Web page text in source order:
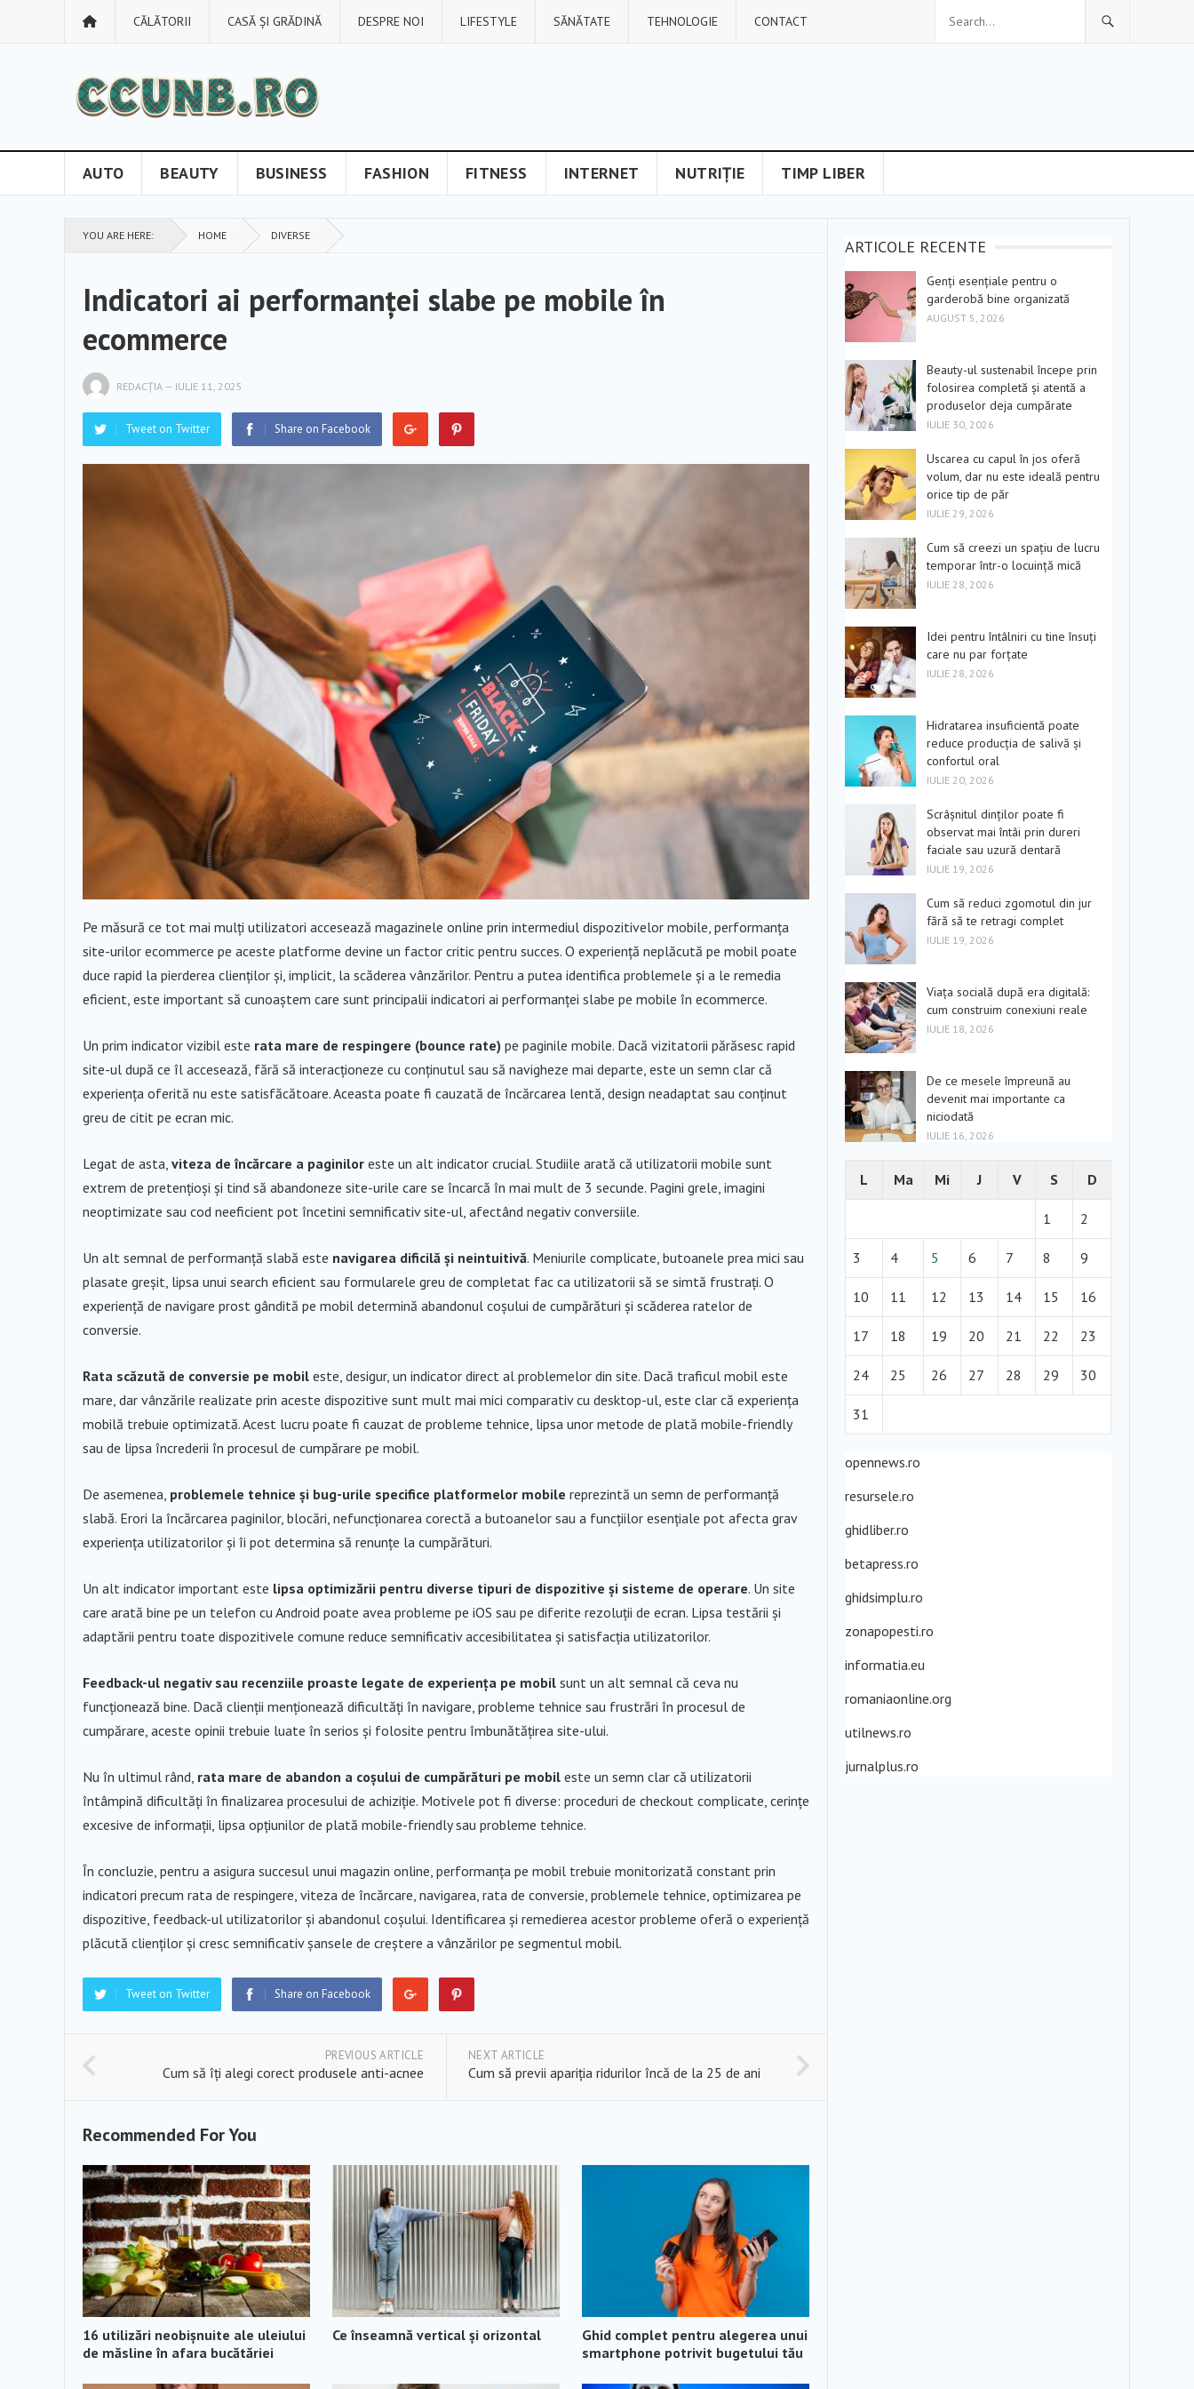
CĂLĂTORII CASĂ ȘI GRĂDINĂ DESPRE NOI LIFESTYLE SĂNĂTATE TEHNOLOGIE CONTACT
AUTO BEAUTY BUSINESS FASHION FITNESS INTERNET NUTRIȚIE TIMP LIBER
YOU ARE HERE: HOME DIVERSE
Indicatori ai performanței slabe pe mobile în
ecommerce
REDACȚIA — IULIE 11, 2025
Tweet on Twitter Share on Facebook
Pe măsură ce tot mai mulți utilizatori accesează magazinele online prin intermediul dispozitivelor mobile, performanța
site-urilor ecommerce pe aceste platforme devine un factor critic pentru succes. O experiență neplăcută pe mobil poate
duce rapid la pierderea clienților și, implicit, la scăderea vânzărilor. Pentru a putea identifica problemele și a le remedia
eficient, este important să cunoaștem care sunt principalii indicatori ai performanței slabe pe mobile în ecommerce.
Un prim indicator vizibil este rata mare de respingere (bounce rate) pe paginile mobile. Dacă vizitatorii părăsesc rapid
site-ul după ce îl accesează, fără să interacționeze cu conținutul sau să navigheze mai departe, este un semn clar că
experiența oferită nu este satisfăcătoare. Aceasta poate fi cauzată de încărcarea lentă, design neadaptat sau conținut
greu de citit pe ecran mic.
Legat de asta, viteza de încărcare a paginilor este un alt indicator crucial. Studiile arată că utilizatorii mobile sunt
extrem de pretențioși și tind să abandoneze site-urile care se încarcă în mai mult de 3 secunde. Pagini grele, imagini
neoptimizate sau cod neeficient pot încetini semnificativ site-ul, afectând negativ conversiile.
Un alt semnal de performanță slabă este navigarea dificilă și neintuitivă. Meniurile complicate, butoanele prea mici sau
plasate greșit, lipsa unui search eficient sau formularele greu de completat fac ca utilizatorii să se simtă frustrați. O
experiență de navigare prost gândită pe mobil determină abandonul coșului de cumpărături și scăderea ratelor de
conversie.
Rata scăzută de conversie pe mobil este, desigur, un indicator direct al problemelor din site. Dacă traficul mobil este
mare, dar vânzările realizate prin aceste dispozitive sunt mult mai mici comparativ cu desktop-ul, este clar că experiența
mobilă trebuie optimizată. Acest lucru poate fi cauzat de probleme tehnice, lipsa unor metode de plată mobile-friendly
sau de lipsa încrederii în procesul de cumpărare pe mobil.
De asemenea, problemele tehnice și bug-urile specifice platformelor mobile reprezintă un semn de performanță
slabă. Erori la încărcarea paginilor, blocări, nefuncționarea corectă a butoanelor sau a funcțiilor esențiale pot afecta grav
experiența utilizatorilor și îi pot determina să renunțe la cumpărături.
Un alt indicator important este lipsa optimizării pentru diverse tipuri de dispozitive și sisteme de operare. Un site
care arată bine pe un telefon cu Android poate avea probleme pe iOS sau pe diferite rezoluții de ecran. Lipsa testării și
adaptării pentru toate dispozitivele comune reduce semnificativ accesibilitatea și satisfacția utilizatorilor.
Feedback-ul negativ sau recenziile proaste legate de experiența pe mobil sunt un alt semnal că ceva nu
funcționează bine. Dacă clienții menționează dificultăți în navigare, probleme tehnice sau frustrări în procesul de
cumpărare, aceste opinii trebuie luate în serios și folosite pentru îmbunătățirea site-ului.
Nu în ultimul rând, rata mare de abandon a coșului de cumpărături pe mobil este un semn clar că utilizatorii
întâmpină dificultăți în finalizarea procesului de achiziție. Motivele pot fi diverse: proceduri de checkout complicate, cerințe
excesive de informații, lipsa opțiunilor de plată mobile-friendly sau probleme tehnice.
În concluzie, pentru a asigura succesul unui magazin online, performanța pe mobil trebuie monitorizată constant prin
indicatori precum rata de respingere, viteza de încărcare, navigarea, rata de conversie, problemele tehnice, optimizarea pe
dispozitive, feedback-ul utilizatorilor și abandonul coșului. Identificarea și remedierea acestor probleme oferă o experiență
plăcută clienților și cresc semnificativ șansele de creștere a vânzărilor pe segmentul mobil.
Tweet on Twitter Share on Facebook
PREVIOUS ARTICLE
Cum să îți alegi corect produsele anti-acnee
NEXT ARTICLE
Cum să previi apariția ridurilor încă de la 25 de ani
Recommended For You
16 utilizări neobișnuite ale uleiului
de măsline în afara bucătăriei
Ce înseamnă vertical și orizontal
Ghid complet pentru alegerea unui
smartphone potrivit bugetului tău
ARTICOLE RECENTE
Genți esențiale pentru o
garderobă bine organizată
AUGUST 5, 2026
Beauty-ul sustenabil începe prin
folosirea completă și atentă a
produselor deja cumpărate
IULIE 30, 2026
Uscarea cu capul în jos oferă
volum, dar nu este ideală pentru
orice tip de păr
IULIE 29, 2026
Cum să creezi un spațiu de lucru
temporar într-o locuință mică
IULIE 28, 2026
Idei pentru întâlniri cu tine însuți
care nu par forțate
IULIE 28, 2026
Hidratarea insuficientă poate
reduce producția de salivă și
confortul oral
IULIE 20, 2026
Scrâșnitul dinților poate fi
observat mai întâi prin dureri
faciale sau uzură dentară
IULIE 19, 2026
Cum să reduci zgomotul din jur
fără să te retragi complet
IULIE 19, 2026
Viața socială după era digitală:
cum construim conexiuni reale
IULIE 18, 2026
De ce mesele împreună au
devenit mai importante ca
niciodată
IULIE 16, 2026
L Ma Mi J V S D
1 2
3 4 5 6 7 8 9
10 11 12 13 14 15 16
17 18 19 20 21 22 23
24 25 26 27 28 29 30
31
opennews.ro
resursele.ro
ghidliber.ro
betapress.ro
ghidsimplu.ro
zonapopesti.ro
informatia.eu
romaniaonline.org
utilnews.ro
jurnalplus.ro